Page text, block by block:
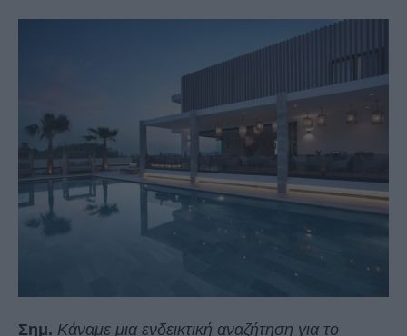
Σημ. Κάναμε μια ενδεικτική αναζήτηση για το